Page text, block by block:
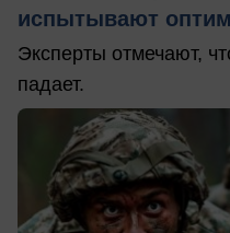
испытывают
Эксперты отмечают,
падает.